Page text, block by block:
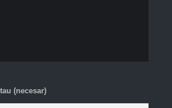
(necesar)